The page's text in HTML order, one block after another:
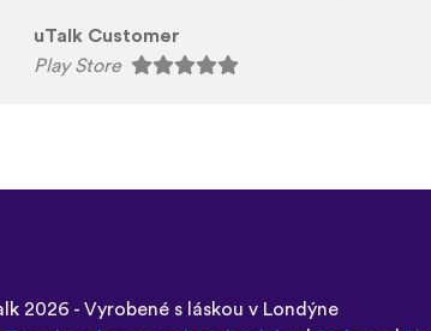
languages are on here. This is a wonderful
language has a lot of care given to it. I love
and I’m grateful that you don’t have to pay to